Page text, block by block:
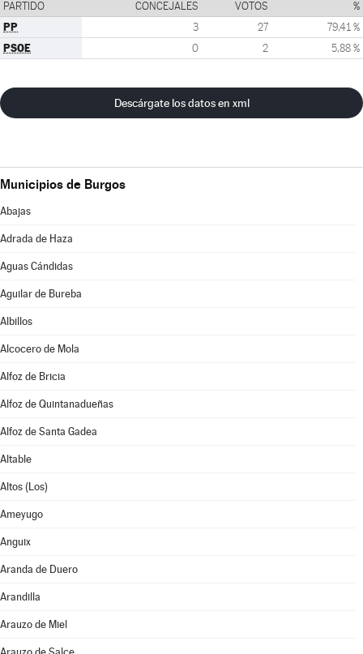
PARTIDO CONCEJALES VOTOS %
PP 3 27 79,41 %
PSOE 0 2 5,88 %
Descárgate los datos en xml
Municipios de Burgos
Abajas
Adrada de Haza
Aguas Cándidas
Aguilar de Bureba
Albillos
Alcocero de Mola
Alfoz de Bricia
Alfoz de Quintanadueñas
Alfoz de Santa Gadea
Altable
Altos (Los)
Ameyugo
Anguix
Aranda de Duero
Arandilla
Arauzo de Miel